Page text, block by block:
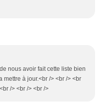
nous avoir fait cette liste bien
à jour.<br /> <br /> <br
/> <br /> <br />